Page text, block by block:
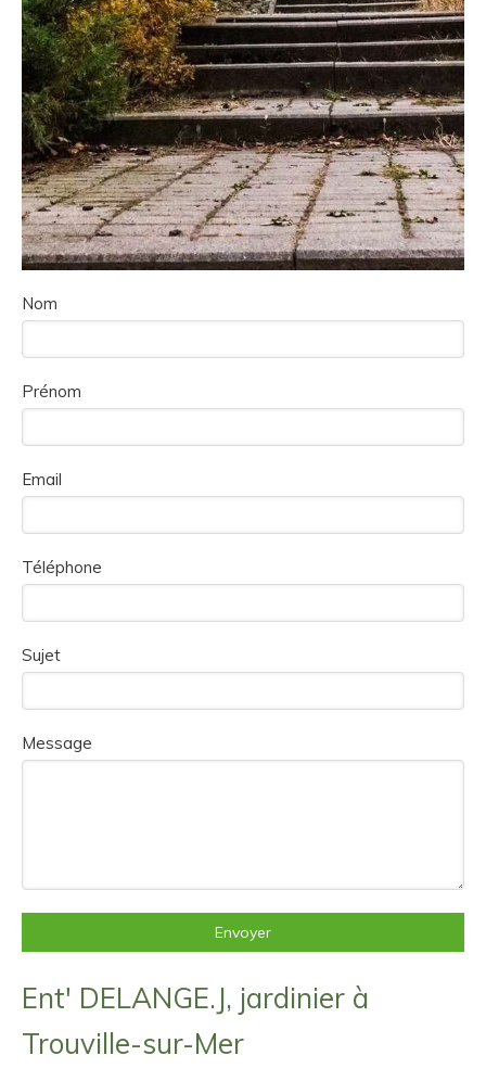
Nom
Prénom
Email
Téléphone
Sujet
Message
Envoyer
Ent' DELANGE.J, jardinier à
Trouville-sur-Mer